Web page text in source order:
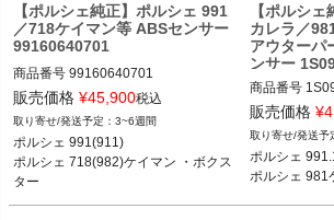
【ポルシェ純正】ポルシェ 991
／718ケイマン等 ABSセンサー
99160640701
商品番号 99160640701
ポルシェ 991(911) カレラ／カレラS／
カレラ4／カレラ4S／GTS／ターボ／
ターボS／GT3／GT3 RS／GT2 RS 12
-19
ポルシェ 718(982)ケイマン ケイマン
販売価格 ¥45,900税込
3~6週間
ポルシェ 991(911)
ポルシェ 718(982)ケイマン ・ボクス
ター
【ポルシ
カレラ／
アウターパ
ンサー
商品番号
ポルシェ
／カレラ4／
ポルシェ 981
マンS／GT4
販売価格 ¥
ポルシェ